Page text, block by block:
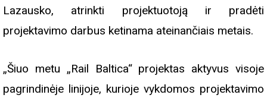
Lazausko, atrinkti projektuotoją ir pradėti
projektavimo darbus ketinama ateinančiais metais.
„Šiuo metu „Rail Baltica“ projektas aktyvus visoje
pagrindinėje linijoje, kurioje vykdomos projektavimo